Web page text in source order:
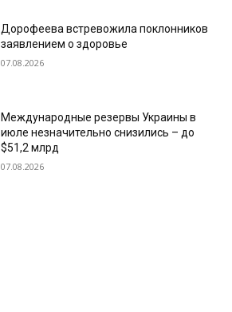
Дорофеева встревожила поклонников
заявлением о здоровье
07.08.2026
Международные резервы Украины в
июле незначительно снизились – до
$51,2 млрд
07.08.2026